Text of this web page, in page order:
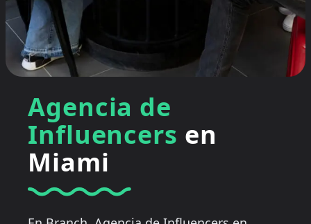
Agencia de
Influencers en
Miami